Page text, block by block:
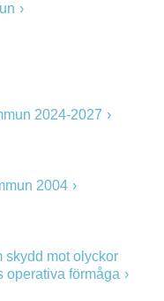
2024-2027
2004
skydd mot olyckor
operativa förmåga